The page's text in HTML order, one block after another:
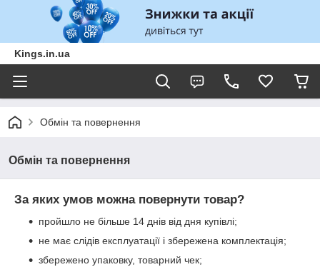
Kings.in.ua
Обмін та повернення
Обмін та повернення
За яких умов можна повернути товар?
пройшло не більше 14 днів від дня купівлі;
не має слідів експлуатації і збережена комплектація;
збережено упаковку, товарний чек;